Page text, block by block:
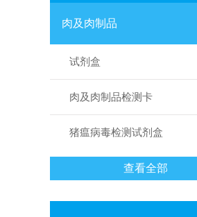
肉及肉制品
试剂盒
肉及肉制品检测卡
猪瘟病毒检测试剂盒
查看全部